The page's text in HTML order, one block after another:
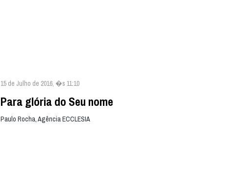
15 de Julho de 2016, �s 11:10
Para glória do Seu nome
Paulo Rocha, Agência ECCLESIA